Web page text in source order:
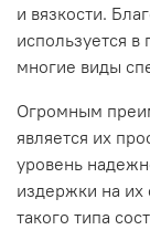
и вязкости.
используется
многие виды
Огромным
является их
уровень
издержки на их
такого типа